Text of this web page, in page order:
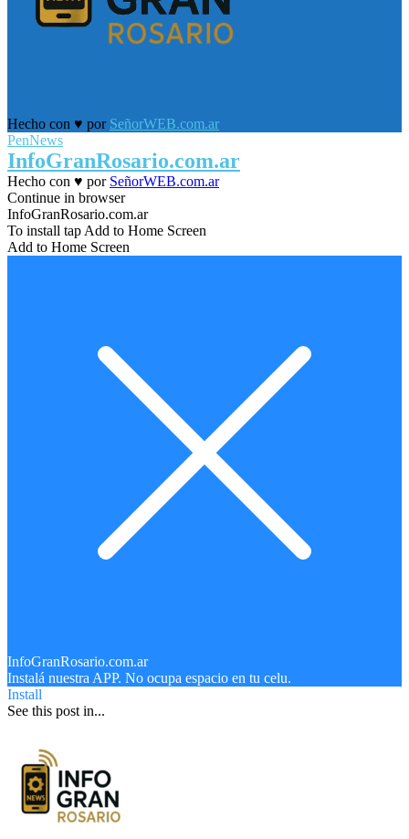
Facebook
Twitter
Youtube
Hecho con ♥ por SeñorWEB.com.ar
PenNews
Facebook
Twitter
Youtube
InfoGranRosario.com.ar
Hecho con ♥ por SeñorWEB.com.ar
Facebook
Twitter
Youtube
Continue in browser
InfoGranRosario.com.ar
To install tap Add to Home Screen
Add to Home Screen
InfoGranRosario.com.ar
Instalá nuestra APP. No ocupa espacio en tu celu.
Install
See this post in...